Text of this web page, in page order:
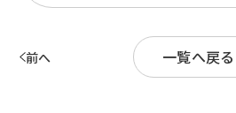
前へ 一覧へ戻る